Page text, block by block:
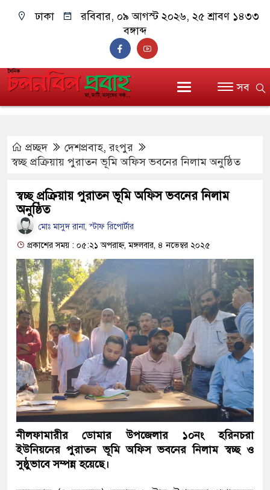
ঢাকা
রবিবার, ০৯ আগস্ট ২০২৬, ২৫ শ্রাবণ ১৪৩৩
বঙ্গাব্দ
সব
প্রচ্ছদ দেশপ্রবাহ,রংপুর
স্বচ্ছ প্রক্রিয়ায় পুরাতন ভূমি অফিস ভবনের নিলাম অনুষ্ঠিত
স্বচ্ছ প্রক্রিয়ায় পুরাতন ভূমি অফিস ভবনের নিলাম
অনুষ্ঠিত
মোঃ মাসুদ রানা, স্টাফ রিপোর্টার
প্রকাশের সময় : ০৫:২১ অপরাহ্ন, মঙ্গলবার, ৪ নভেম্বর ২০২৫
নীলফামারীর ডোমার উপজেলার ১০নং হরিনচরা
ইউনিয়নের পুরাতন ভূমি অফিস ভবনের নিলাম স্বচ্ছ ও
সুষ্ঠুভাবে সম্পন্ন হয়েছে।